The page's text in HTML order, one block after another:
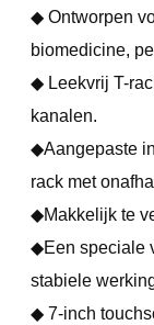
◆ Ontworpen
biomedicine,
◆ Leekvrij T-
kanalen.
◆Aangepaste
rack met
◆Makkelijk te
◆Een speciale
stabiele
◆ 7-inch